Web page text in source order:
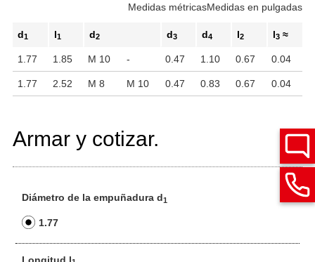
Medidas métricasMedidas en pulgadas
d1 l1 d2 d3 d4 l2 l3 ≈
1.77 1.85 M 10 - 0.47 1.10 0.67 0.04
1.77 2.52 M 8 M 10 0.47 0.83 0.67 0.04
Armar y cotizar.
Diámetro de la empuñadura d1
1.77
Longitud l